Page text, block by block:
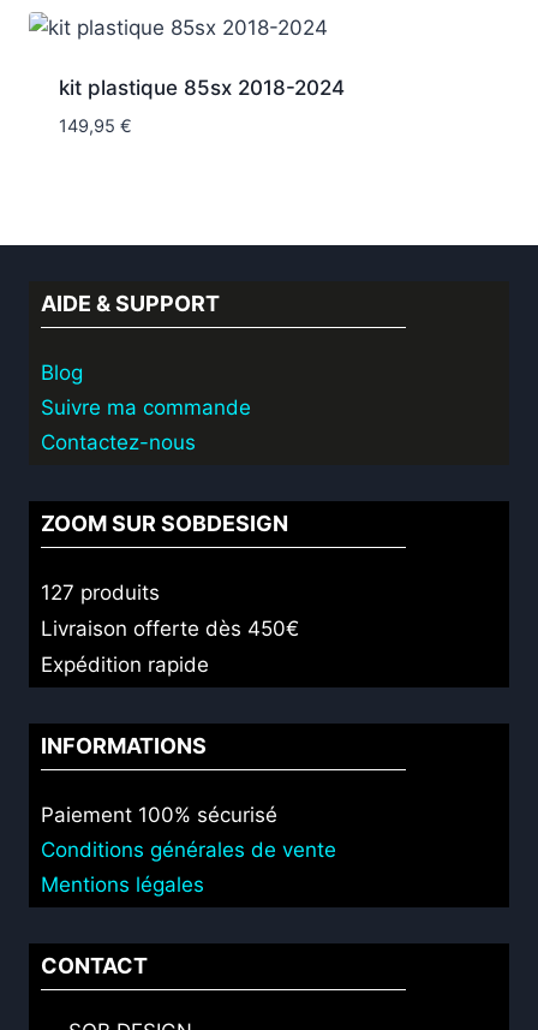
kit plastique 85sx 2018-2024
149,95 €
AIDE & SUPPORT
Blog
Suivre ma commande
Contactez-nous
ZOOM SUR SOBDESIGN
127 produits
Livraison offerte dès 450€
Expédition rapide
INFORMATIONS
Paiement 100% sécurisé
Conditions générales de vente
Mentions légales
CONTACT